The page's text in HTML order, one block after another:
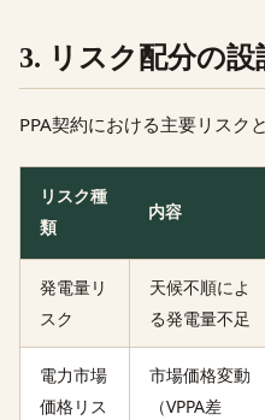
3. リスク配分の設
PPA契約における主要リスク
リスク種
類
内容
発電量リ
スク
天候不順によ
る発電量不足
電力市場
価格リス
市場価格変動
（VPPA差